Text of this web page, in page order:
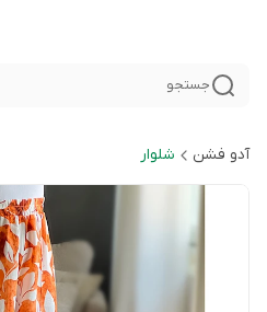
جستجو
آدو فشن شلوار